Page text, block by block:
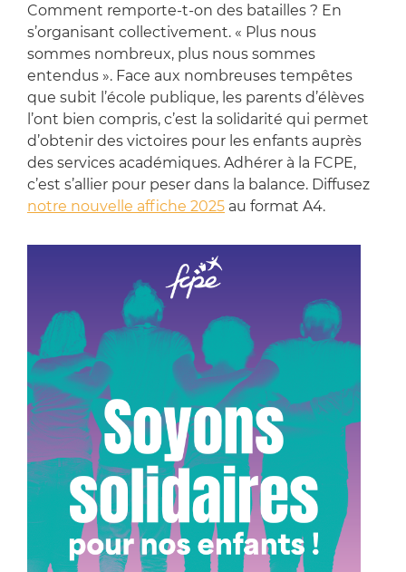
Comment remporte-t-on des batailles ? En
s’organisant collectivement. « Plus nous
sommes nombreux, plus nous sommes
entendus ». Face aux nombreuses tempêtes
que subit l’école publique, les parents d’élèves
l’ont bien compris, c’est la solidarité qui permet
d’obtenir des victoires pour les enfants auprès
des services académiques. Adhérer à la FCPE,
c’est s’allier pour peser dans la balance. Diffusez
notre nouvelle affiche 2025 au format A4.